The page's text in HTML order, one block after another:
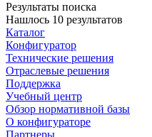
Результаты поиска
Нашлось 10 результатов
Каталог
Конфигуратор
Технические решения
Отраслевые решения
Поддержка
Учебный центр
Обзор нормативной базы
О конфигураторе
Партнеры